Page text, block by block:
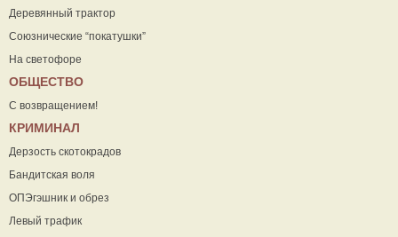
Деревянный трактор
Союзнические “покатушки”
На светофоре
ОБЩЕСТВО
С возвращением!
КРИМИНАЛ
Дерзость скотокрадов
Бандитская воля
ОПЭгэшник и обрез
Левый трафик